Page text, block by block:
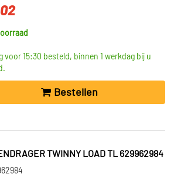
voor 15:30 besteld, binnen 1 werkdag bij u
Bestellen
TWINNY LOAD TL 629962984